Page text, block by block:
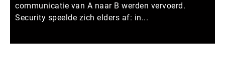
communicatie van A naar B werden vervoerd.
Security speelde zich elders af: in...